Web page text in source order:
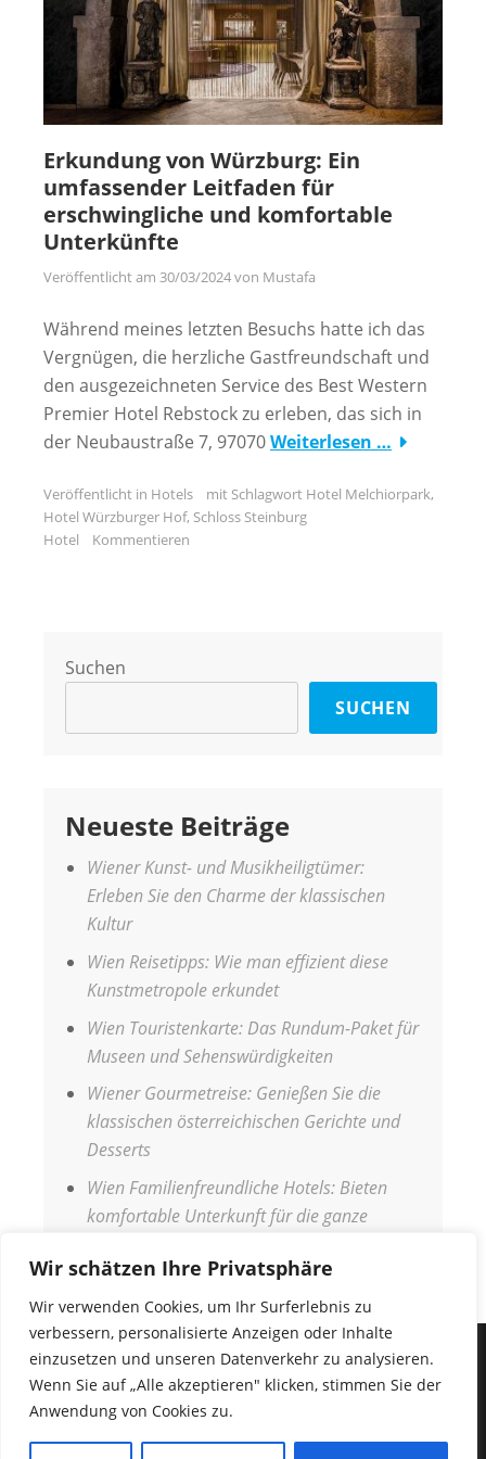
Wir schätzen Ihre Privatsphäre
Wir verwenden Cookies, um Ihr Surferlebnis zu
verbessern, personalisierte Anzeigen oder Inhalte
einzusetzen und unseren Datenverkehr zu analysieren.
Wenn Sie auf „Alle akzeptieren" klicken, stimmen Sie der
Anwendung von Cookies zu.
Erkundung von Würzburg: Ein
umfassender Leitfaden für
erschwingliche und komfortable
Unterkünfte
Veröffentlicht am 30/03/2024von Mustafa
Während meines letzten Besuchs hatte ich das
Vergnügen, die herzliche Gastfreundschaft und
den ausgezeichneten Service des Best Western
Premier Hotel Rebstock zu erleben, das sich in
der Neubaustraße 7, 97070Weiterlesen …
Veröffentlicht in Hotels mit Schlagwort Hotel Melchiorpark,
Hotel Würzburger Hof, Schloss Steinburg
Hotel
Kommentieren
Suchen
SUCHEN
Neueste Beiträge
Wiener Kunst- und Musikheiligtümer:
Erleben Sie den Charme der klassischen
Kultur
Wien Reisetipps: Wie man effizient diese
Kunstmetropole erkundet
Wien Touristenkarte: Das Rundum-Paket für
Museen und Sehenswürdigkeiten
Wiener Gourmetreise: Genießen Sie die
klassischen österreichischen Gerichte und
Desserts
Wien Familienfreundliche Hotels: Bieten
komfortable Unterkunft für die ganze
IMPRESSUM
DATENSCHUTZERKLÄRUNG
COPYRIGHT © 2026URLAUB WELT • Fabulous